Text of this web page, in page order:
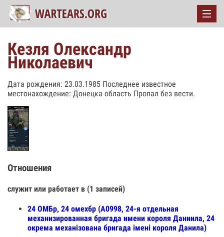
Кезля Олександр
Николаевич
Дата рождения: 23.03.1985 Последнее известное
местонахождение: Донецка область Пропал без вести.
Отношения
служит или работает в (1 записей)
24 ОМБр, 24 омехбр (А0998, 24-я отдельная
механизированная бригада имени короля Даниила, 24
окрема механізована бригада імені короля Данила)